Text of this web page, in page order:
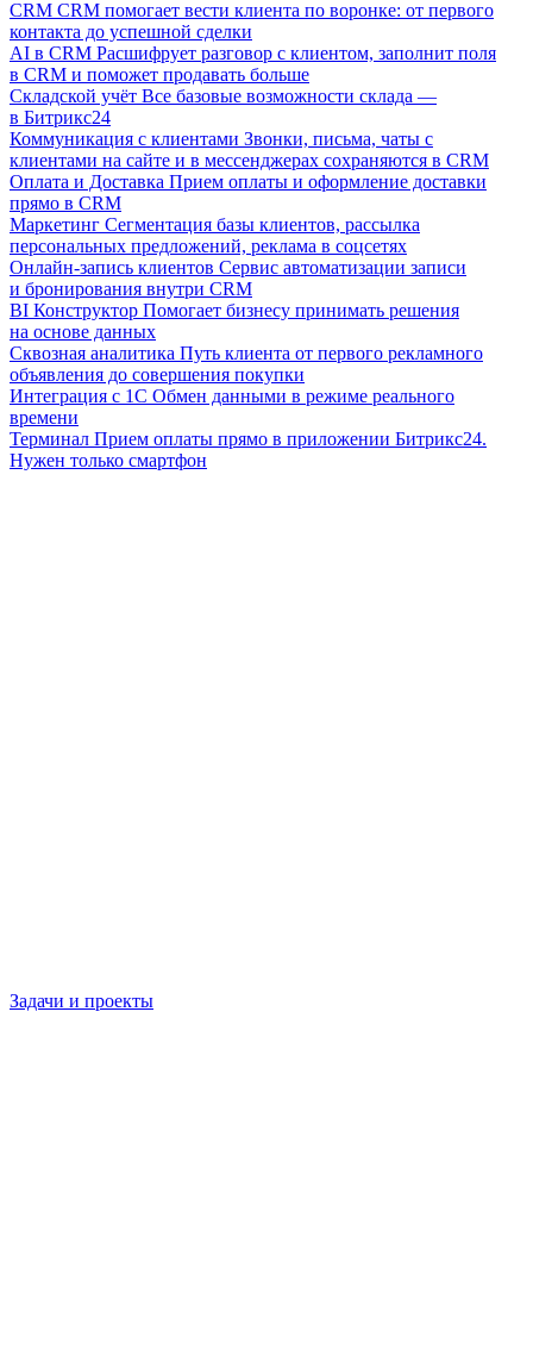
CRM CRM помогает вести клиента по воронке: от первого
контакта до успешной сделки
AI в CRM Расшифрует разговор с клиентом, заполнит поля
в CRM и поможет продавать больше
Складской учёт Все базовые возможности склада —
в Битрикс24
Коммуникация с клиентами Звонки, письма, чаты с
клиентами на сайте и в мессенджерах сохраняются в CRM
Оплата и Доставка Прием оплаты и оформление доставки
прямо в CRM
Маркетинг Сегментация базы клиентов, рассылка
персональных предложений, реклама в соцсетях
Онлайн-запись клиентов Сервис автоматизации записи
и бронирования внутри CRM
BI Конструктор Помогает бизнесу принимать решения
на основе данных
Сквозная аналитика Путь клиента от первого рекламного
объявления до совершения покупки
Интеграция с 1С Обмен данными в режиме реального
времени
Терминал Прием оплаты прямо в приложении Битрикс24.
Нужен только смартфон
Задачи и проекты